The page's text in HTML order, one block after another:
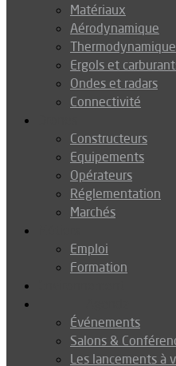
Matériaux
Aérodynamique
Thermodynamique
Ergols et
Ondes et radars
Connectivité
Constructeurs
Equipements
Opérateurs
Réglementation
Marchés
Emploi
Formation
Événements
Salons &
Les lancements à